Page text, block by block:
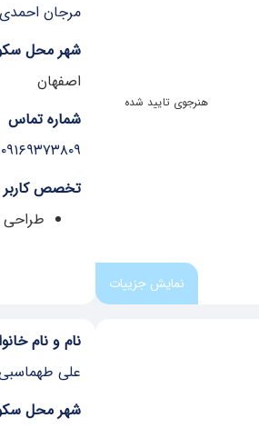
هنرجوی تایید شده
نمایش جزییات
مرجان احمدی
شهر محل
اصفهان
شماره تماس
۰۹۱۶۹۳۷۳۸۰۹
تخصص کاربر
طراحی
نام و نام
علی طهماسبی
شهر محل